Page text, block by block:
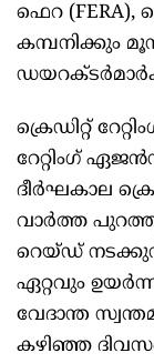
ഫെറ (FERA),
കമ്പനിക്കും
ക്രെഡിറ്റ്
റേറ്റിംഗ്
ദീര്‍ഘകാല
വാര്‍ത്ത
റെയ്ഡ്
ഏറ്റവും ഉയര്‍ന്ന
വേദാന്ത
കഴിഞ്ഞ